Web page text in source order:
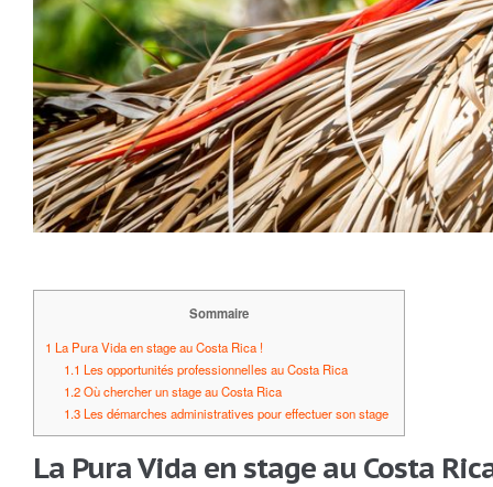
Sommaire
1 La Pura Vida en stage au Costa Rica !
1.1 Les opportunités professionnelles au Costa Rica
1.2Où chercher un stage au Costa Rica
1.3 Les démarches administratives pour effectuer son stage
La Pura Vida en stage au Costa